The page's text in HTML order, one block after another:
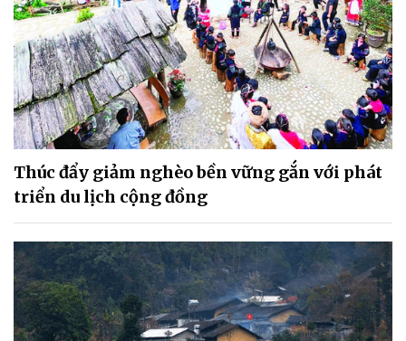
Thúc đẩy giảm nghèo bền vững gắn với phát
triển du lịch cộng đồng